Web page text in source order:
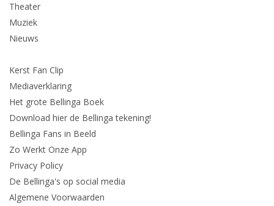
Theater
Muziek
Nieuws
Kerst Fan Clip
Mediaverklaring
Het grote Bellinga Boek
Download hier de Bellinga tekening!
Bellinga Fans in Beeld
Zo Werkt Onze App
Privacy Policy
De Bellinga's op social media
Algemene Voorwaarden